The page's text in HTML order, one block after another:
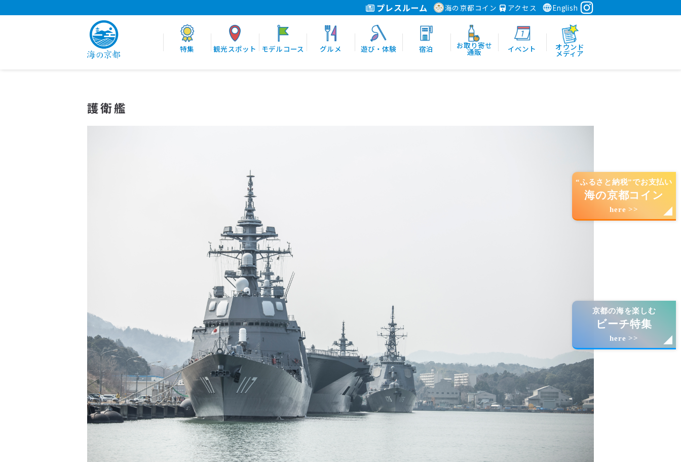
プレスルーム 海の京都コイン アクセス English
特集 観光スポット モデルコース グルメ 遊び・体験 宿泊 お取り寄せ
通販 イベント オウンド
メディア
“ふるさと納税”でお支払い
海の京都コイン
here >>
京都の海を楽しむ
ビーチ特集
here >>
護衛艦